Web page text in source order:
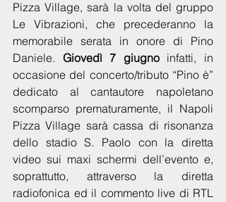
Pizza Village, sarà la volta del gruppo
Le Vibrazioni, che precederanno la
memorabile serata in onore di Pino
Daniele. Giovedì 7 giugno infatti, in
occasione del concerto/tributo “Pino è”
dedicato al cantautore napoletano
scomparso prematuramente, il Napoli
Pizza Village sarà cassa di risonanza
dello stadio S. Paolo con la diretta
video sui maxi schermi dell’evento e,
soprattutto, attraverso la diretta
radiofonica ed il commento live di RTL